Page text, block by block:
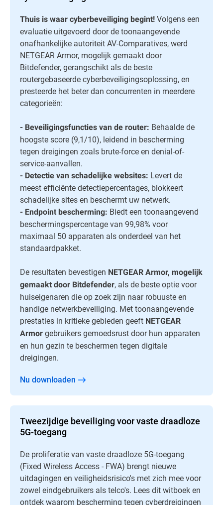
Thuis is waar cyberbeveiliging begint! Volgens een
evaluatie uitgevoerd door de toonaangevende
onafhankelijke autoriteit AV-Comparatives, werd
NETGEAR Armor, mogelijk gemaakt door
Bitdefender, gerangschikt als de beste
routergebaseerde cyberbeveiligingsoplossing, en
presteerde het beter dan concurrenten in meerdere
categorieën:
- Beveiligingsfuncties van de router: Behaalde de
hoogste score (9,1/10), leidend in bescherming
tegen dreigingen zoals brute-force en denial-of-
service-aanvallen.
- Detectie van schadelijke websites: Levert de
meest efficiënte detectiepercentages, blokkeert
schadelijke sites en beschermt uw netwerk.
- Endpoint bescherming: Biedt een toonaangevend
beschermingspercentage van 99,98% voor
maximaal 50 apparaten als onderdeel van het
standaardpakket.
De resultaten bevestigen NETGEAR Armor, mogelijk
gemaakt door Bitdefender, als de beste optie voor
huiseigenaren die op zoek zijn naar robuuste en
handige netwerkbeveiliging. Met toonaangevende
prestaties in kritieke gebieden geeft NETGEAR
Armor gebruikers gemoedsrust door hun apparaten
en hun gezin te beschermen tegen digitale
dreigingen.
Nu downloaden
Tweezijdige beveiliging voor vaste draadloze
5G-toegang
De proliferatie van vaste draadloze 5G-toegang
(Fixed Wireless Access - FWA) brengt nieuwe
uitdagingen en veiligheidsrisico's met zich mee voor
zowel eindgebruikers als telco's. Lees dit witboek en
ontdek waarom bescherming tegen cyberdreigingen